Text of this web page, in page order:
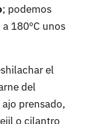
; podemos
180ºC unos
el
del
prensado,
o cilantro